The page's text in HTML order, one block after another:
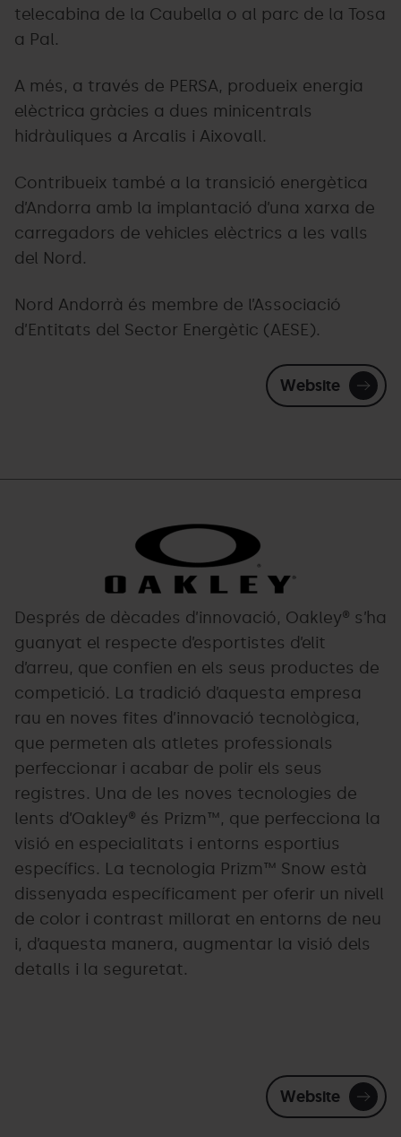
telecabina de la Caubella o al parc de la Tosa
a Pal.
A més, a través de PERSA, produeix energia
elèctrica gràcies a dues minicentrals
hidràuliques a Arcalis i Aixovall.
Contribueix també a la transició energètica
d’Andorra amb la implantació d’una xarxa de
carregadors de vehicles elèctrics a les valls
del Nord.
Nord Andorrà és membre de l’Associació
d’Entitats del Sector Energètic (AESE).
Website
oakley.png
Grandvalira
Després de dècades d’innovació, Oakley® s’ha
guanyat el respecte d’esportistes d’elit
d’arreu, que confien en els seus productes de
competició. La tradició d’aquesta empresa
rau en noves fites d’innovació tecnològica,
que permeten als atletes professionals
perfeccionar i acabar de polir els seus
registres. Una de les noves tecnologies de
lents d’Oakley® és Prizm™, que perfecciona la
visió en especialitats i entorns esportius
específics. La tecnologia Prizm™ Snow està
dissenyada específicament per oferir un nivell
de color i contrast millorat en entorns de neu
i, d’aquesta manera, augmentar la visió dels
detalls i la seguretat.
Website